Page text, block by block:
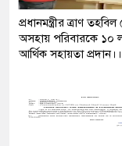
প্রধানমন্ত্রীর ত্রাণ
অসহায় পরিবারকে ১০
আর্থিক সহায়তা প্রদান।।